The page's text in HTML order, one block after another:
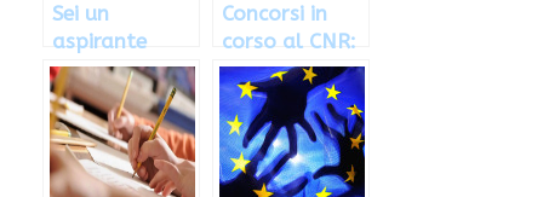
Sei un
aspirante
fotografo?
Ecco come
partecipare al
concorso
COOP
Concorsi in
corso al CNR:
come
partecipare